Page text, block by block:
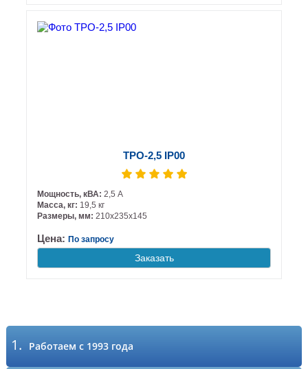
ТРО-2,5 IP00
Мощность, кВА: 2,5 А
Масса, кг: 19,5 кг
Размеры, мм: 210х235х145
Цена: По запросу
Заказать
1. Работаем с 1993 года